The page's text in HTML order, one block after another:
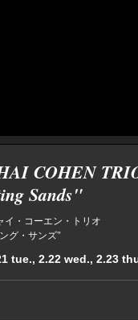
COHEN
Sands"
イ・コーエン・トリオ
グ・サンズ"
tue., 2.22 wed., 2.23